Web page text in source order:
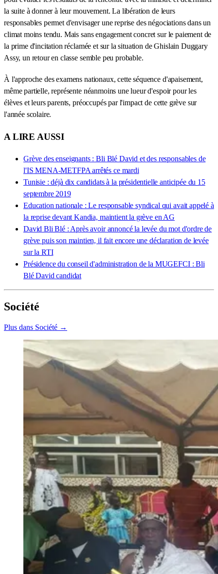
la suite à donner à leur mouvement. La libération de leurs
responsables permet d'envisager une reprise des négociations dans un
climat moins tendu. Mais sans engagement concret sur le paiement de
la prime d'incitation réclamée et sur la situation de Ghislain Duggary
Assy, un retour en classe semble peu probable.
À l'approche des examens nationaux, cette séquence d'apaisement,
même partielle, représente néanmoins une lueur d'espoir pour les
élèves et leurs parents, préoccupés par l'impact de cette grève sur
l'année scolaire.
A LIRE AUSSI
Grève des enseignants : Bli Blé David et des responsables de
l'IS MENA-METFPA arrêtés ce mardi
Tunisie : déjà dix candidats à la présidentielle anticipée du 15
septembre 2019
Education nationale : Le responsable syndical qui avait appelé à
la reprise devant Kandia, maintient la grève en AG
David Bli Blé : Après avoir annoncé la levée du mot d'ordre de
grève puis son maintien, il fait encore une déclaration de levée
sur la RTI
Présidence du conseil d'administration de la MUGEFCI : Bli
Blé David candidat
Société
Plus dans Société →